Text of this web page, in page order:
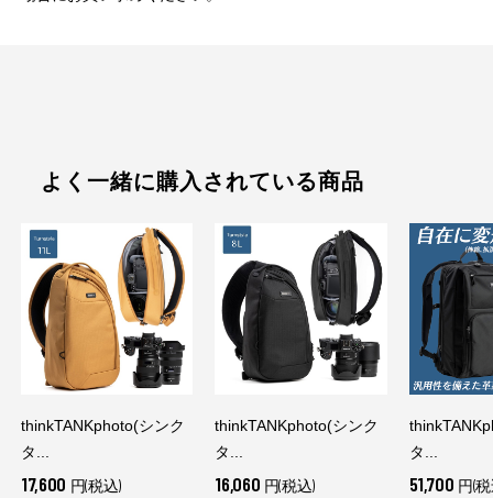
よく一緒に購入されている商品
thinkTANKphoto(シンク
タ...
17,600 円(税込)
thinkTANKphoto(シンク
タ...
16,060 円(税込)
タ...
51,700 円(